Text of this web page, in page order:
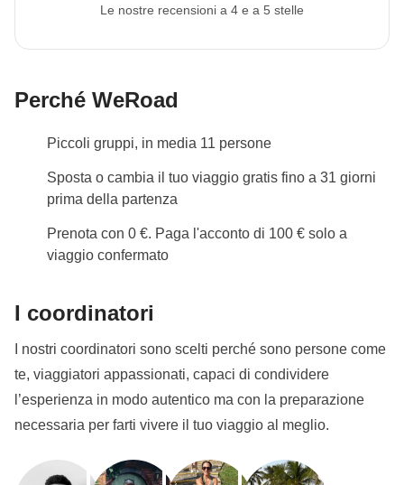
Le nostre recensioni a 4 e a 5 stelle
Perché WeRoad
Piccoli gruppi, in media 11 persone
Sposta o cambia il tuo viaggio gratis fino a 31 giorni
prima della partenza
Prenota con 0 €. Paga l'acconto di 100 € solo a
viaggio confermato
I coordinatori
I nostri coordinatori sono scelti perché sono persone come
te, viaggiatori appassionati, capaci di condividere
l’esperienza in modo autentico ma con la preparazione
necessaria per farti vivere il tuo viaggio al meglio.